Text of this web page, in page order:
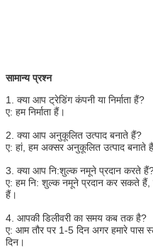
सामान्य प्रश्न
1. क्या आप ट्रेडिंग कंपनी या निर्माता हैं?
ए: हम निर्माता हैं।
2. क्या आप अनुकूलित उत्पाद बनाते हैं?
ए: हां, हम अक्सर अनुकूलित उत्पाद बनाते
3. क्या आप नि:शुल्क नमूने प्रदान करते
ए: हम नि: शुल्क नमूने प्रदान कर सकते हैं,
हैं।
4. आपकी डिलीवरी का समय कब तक है?
ए: आम तौर पर 1-5 दिन अगर हमारे पास
दिन।